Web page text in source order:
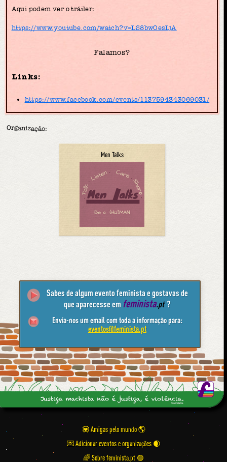
Aqui podem ver o tráiler:
https://www.youtube.com/watch?v=LS8bwOesLjA
Falamos?
Links:
https://www.facebook.com/events/1137594343069031/
Organização:
Men Talks
Sabes de algum evento feminista e gostavas de
que aparecesse em feminista.pt ?
Envia-nos um email com toda a informação para:
eventos@feminista.pt
💟 Amigas pelo mundo
💌 Adicionar eventos e organizações
🌈 Sobre feminista.pt 🟣